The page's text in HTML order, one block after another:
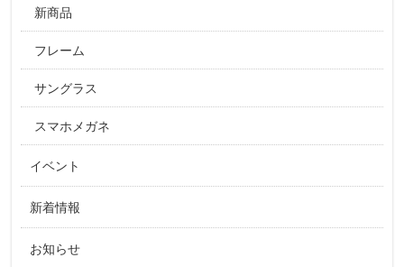
新商品
フレーム
サングラス
スマホメガネ
イベント
新着情報
お知らせ